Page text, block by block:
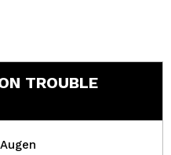
TROUBLE
Augen